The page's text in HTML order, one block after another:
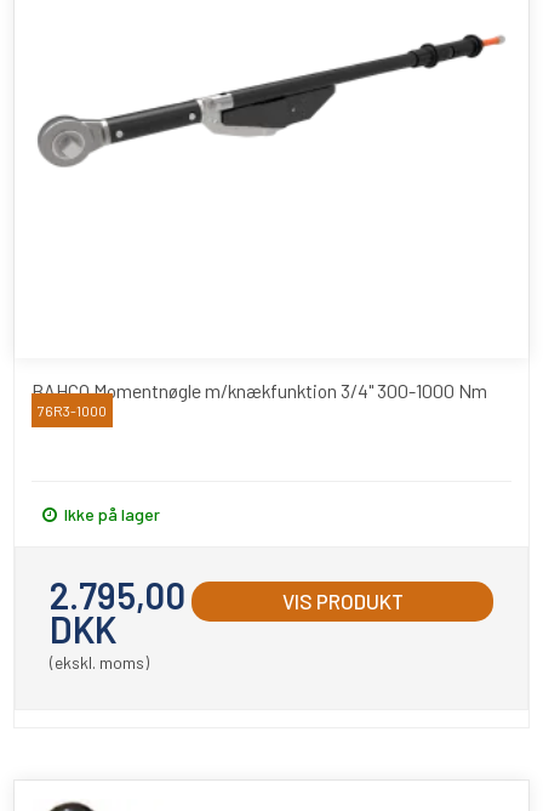
BAHCO Momentnøgle m/knækfunktion 3/4" 300-1000 Nm
Bahco
76R3-1000
Ikke på lager
2.795,00
DKK
(ekskl. moms)
VIS PRODUKT